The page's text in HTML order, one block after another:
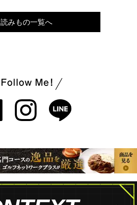
読みもの一覧へ